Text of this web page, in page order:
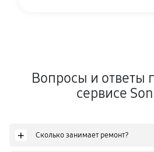
Вопросы и ответы
сервисе
+ Сколько занимает ремонт?